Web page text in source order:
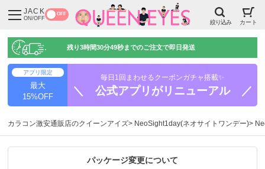
JACK
ON/OFF
OFF
絞り込み カート
残り3時間30分49秒までのご注文で即日発送
アプリ限定
最大
15%OFF
毎日1回まわせるクーポンガチャ搭載✨
＼ 公式アプリがリニューアル ／
カラコン激安通販店のクイーンアイズ NeoSight1day(ネオサイトワンデー)
パッケージ変更について